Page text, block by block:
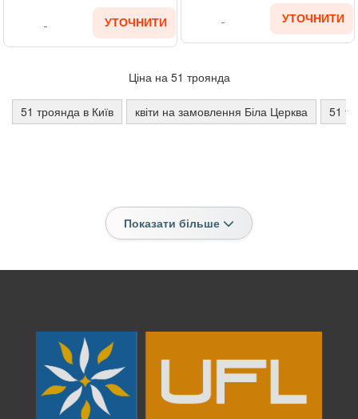
УТОЧНИТИ УТОЧНИТИ
Ціна на 51 троянда
51 троянда в Київ квіти на замовлення Біла Церква 51
Показати більше